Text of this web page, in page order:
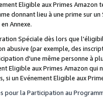
Eligible aux Primes Amazon
donnant lieu à une prime sur
Annexe.
Spéciale dès lors que
abusive (par exemple, des
d'une même personne à
Eligible aux Primes Amazon qui
si un Evénement Eligible aux
pour la Participation au